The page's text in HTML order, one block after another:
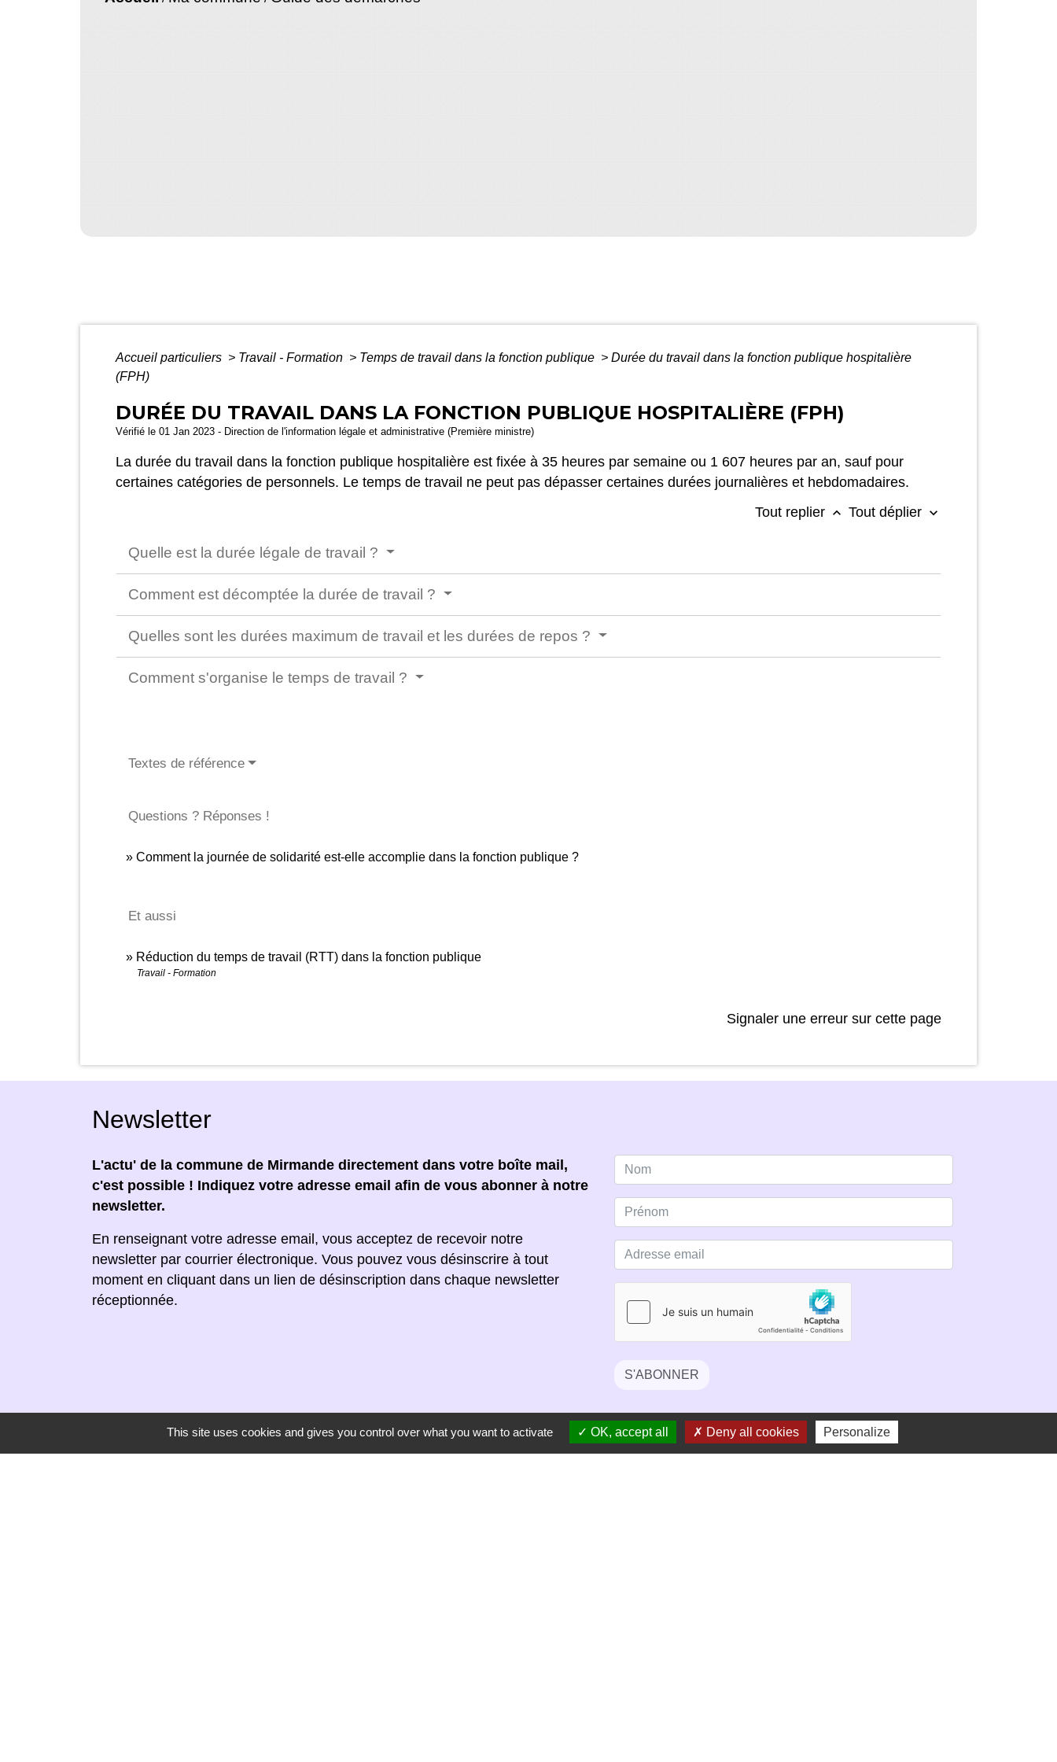
Accueil particuliers > Travail - Formation > Temps de travail dans la fonction publique > Durée du travail dans la fonction publique hospitalière
(FPH)
DURÉE DU TRAVAIL DANS LA FONCTION PUBLIQUE HOSPITALIÈRE (FPH)
Vérifié le 01 Jan 2023 - Direction de l'information légale et administrative (Première ministre)
La durée du travail dans la fonction publique hospitalière est fixée à 35 heures par semaine ou 1 607 heures par an, sauf pour
certaines catégories de personnels. Le temps de travail ne peut pas dépasser certaines durées journalières et hebdomadaires.
Tout replier keyboard_arrow_up Tout déplier keyboard_arrow_down
Quelle est la durée légale de travail ?
Comment est décomptée la durée de travail ?
Quelles sont les durées maximum de travail et les durées de repos ?
Comment s'organise le temps de travail ?
Textes de référence
Questions ? Réponses !
Comment la journée de solidarité est-elle accomplie dans la fonction publique ?
Et aussi
Réduction du temps de travail (RTT) dans la fonction publique
Travail - Formation
Signaler une erreur sur cette page
Newsletter
L'actu' de la commune de Mirmande directement dans votre boîte mail,
c'est possible ! Indiquez votre adresse email afin de vous abonner à notre
newsletter.
En renseignant votre adresse email, vous acceptez de recevoir notre
newsletter par courrier électronique. Vous pouvez vous désinscrire à tout
moment en cliquant dans un lien de désinscription dans chaque newsletter
réceptionnée.
S'ABONNER
This site uses cookies and gives you control over what you want to activate OK, accept all Deny all cookies Personalize